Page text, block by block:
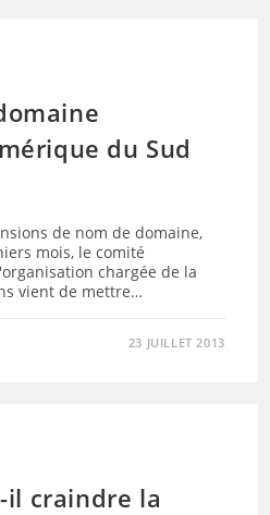
du Sud
de nom de domaine,
mois, le comité
chargée de la
vient de mettre…
23 JUILLET 2013
craindre la